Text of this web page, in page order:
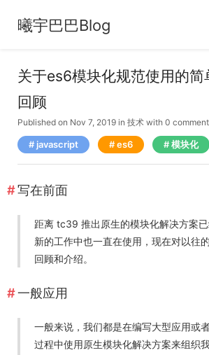
曦宇巴巴Blog
关于es6模块化规范使用的简
回顾
Published on Nov 7, 2019 in 技术 with 0 comment
javascript es6 模块化
写在前面
距离 tc39 推出原生的模块化解决方案已
新的工作中也一直在使用，现在对以往
回顾和介绍。
一般应用
一般来说，我们都是在编写大型应用或
过程中使用原生模块化解决方案来组织